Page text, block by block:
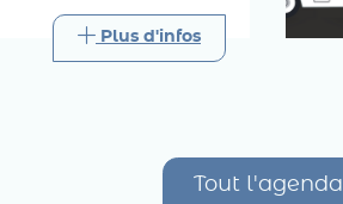
Plus d'infos
Tout l'agenda